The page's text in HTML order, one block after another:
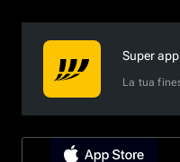
Super
La tua